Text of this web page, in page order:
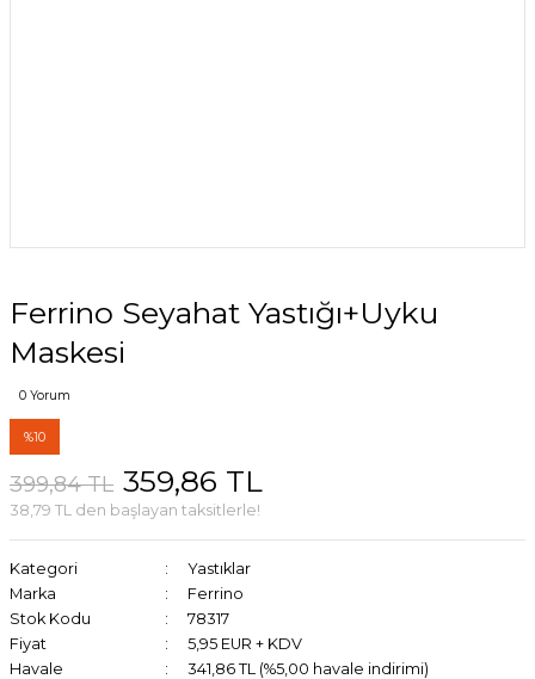
Ferrino Seyahat Yastığı+Uyku
Maskesi
0 Yorum
%10
399,84 TL 359,86 TL
38,79 TL den başlayan taksitlerle!
Kategori
Yastıklar
Marka
Ferrino
Stok Kodu
78317
Fiyat
5,95 EUR + KDV
Havale
341,86 TL (%5,00 havale indirimi)